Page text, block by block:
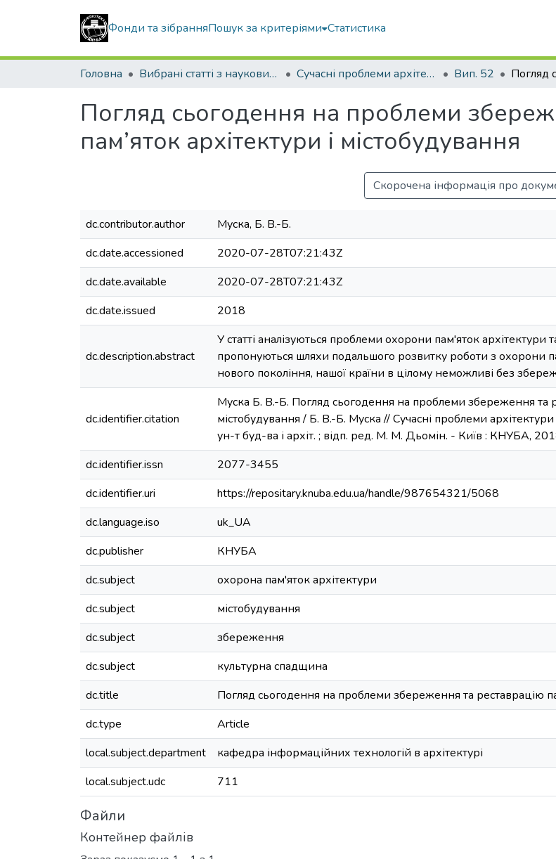
Фонди та зібранняПошук за критеріями Статистика
Головна Вибрані статті з наукових збірників КНУБА Сучасні проблеми архітектури та містобудування Вип. 52
Погляд сьогодення на проблеми
пам’яток архітектури і містобудування
Скорочена інформація про
dc.contributor.author
Муска, Б. В.-Б.
dc.date.accessioned
2020-07-28T07:21:43Z
dc.date.available
2020-07-28T07:21:43Z
dc.date.issued
2018
dc.description.abstract
У статті аналізуються проблеми охорони пам'яток архітектури
пропонуються шляхи подальшого розвитку роботи з охорони
нового покоління, нашої країни в цілому неможливі без
dc.identifier.citation
Муска Б. В.-Б. Погляд сьогодення на проблеми збереження та
містобудування / Б. В.-Б. Муска // Сучасні проблеми
ун-т буд-ва і архіт. ; відп. ред. М. М. Дьомін. - Київ : КНУБА,
dc.identifier.issn
2077-3455
dc.identifier.uri
https://repositary.knuba.edu.ua/handle/987654321/5068
dc.language.iso
uk_UA
dc.publisher
КНУБА
dc.subject
охорона пам'яток архітектури
dc.subject
містобудування
dc.subject
збереження
dc.subject
культурна спадщина
dc.title
Погляд сьогодення на проблеми збереження та реставрацію
dc.type
Article
local.subject.department
кафедра інформаційних технологій в архітектурі
local.subject.udc
711
Файли
Контейнер файлів